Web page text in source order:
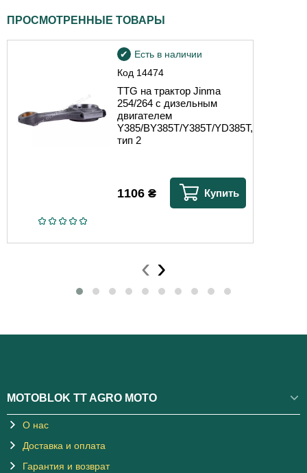
ПРОСМОТРЕННЫЕ ТОВАРЫ
Код 14474
Есть в наличии
TTG на трактор Jinma
254/264 с дизельным
двигателем
Y385/BY385T/Y385T/YD385T,
тип 2
1106 ₴ Купить
‹ ›
MOTOBLOK TT AGRO MOTO
О нас
Доставка и оплата
Гарантия и возврат